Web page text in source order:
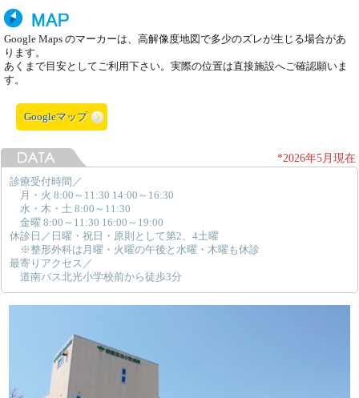
Google Maps のマーカーは、高解像度地図で多少のズレが生じる場合があ
ります。
あくまで目安としてご利用下さい。実際の位置は直接施設へご確認願いま
す。
Googleマップ
*2026年5月現在
診療受付時間／
月・火 8:00～11:30 14:00～16:30
水・木・土 8:00～11:30
金曜 8:00～11:30 16:00～19:00
休診日／日曜・祝日・原則として第2、4土曜
※整形外科は月曜・火曜の午後と水曜・木曜も休診
最寄りアクセス／
道南バス北光小学校前から徒歩3分